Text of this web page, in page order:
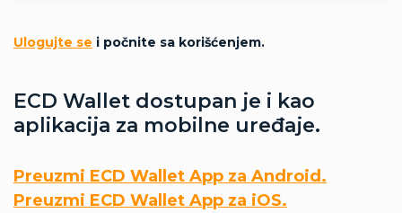
Ulogujte se i počnite sa korišćenjem.
ECD Wallet dostupan je i kao
aplikacija za mobilne uređaje.
Preuzmi ECD Wallet App za Android.
Preuzmi ECD Wallet App za iOS.